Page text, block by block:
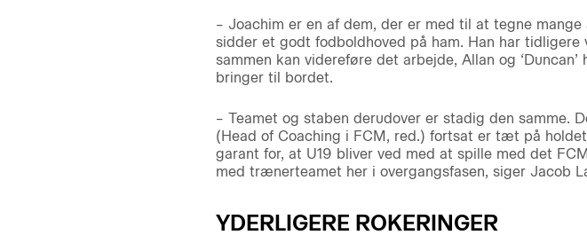
– Joachim er en af dem, der er med til at tegne
sidder et godt fodboldhoved på ham. Han har
sammen kan videreføre det arbejde, Allan og
bringer til bordet.
– Teamet og staben derudover er stadig den samme.
(Head of Coaching i FCM, red.) fortsat er tæt på
garant for, at U19 bliver ved med at spille med det
med trænerteamet her i overgangsfasen, siger Jacob
YDERLIGERE ROKERINGER